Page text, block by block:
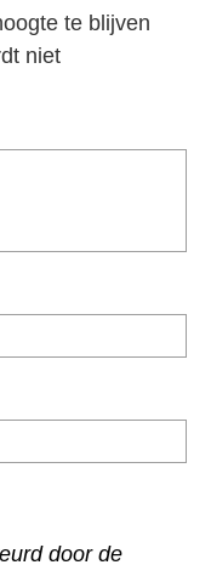
te blijven
niet
door de